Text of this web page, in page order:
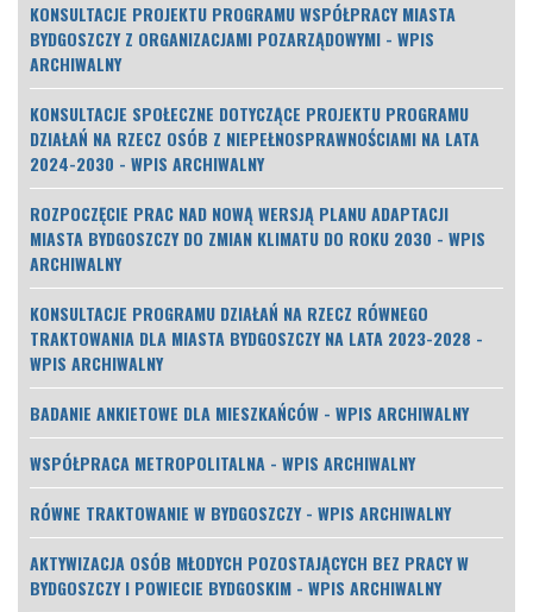
KONSULTACJE PROJEKTU PROGRAMU WSPÓŁPRACY MIASTA
BYDGOSZCZY Z ORGANIZACJAMI POZARZĄDOWYMI - WPIS
ARCHIWALNY
KONSULTACJE SPOŁECZNE DOTYCZĄCE PROJEKTU PROGRAMU
DZIAŁAŃ NA RZECZ OSÓB Z NIEPEŁNOSPRAWNOŚCIAMI NA LATA
2024-2030 - WPIS ARCHIWALNY
ROZPOCZĘCIE PRAC NAD NOWĄ WERSJĄ PLANU ADAPTACJI
MIASTA BYDGOSZCZY DO ZMIAN KLIMATU DO ROKU 2030 - WPIS
ARCHIWALNY
KONSULTACJE PROGRAMU DZIAŁAŃ NA RZECZ RÓWNEGO
TRAKTOWANIA DLA MIASTA BYDGOSZCZY NA LATA 2023-2028 -
WPIS ARCHIWALNY
BADANIE ANKIETOWE DLA MIESZKAŃCÓW - WPIS ARCHIWALNY
WSPÓŁPRACA METROPOLITALNA - WPIS ARCHIWALNY
RÓWNE TRAKTOWANIE W BYDGOSZCZY - WPIS ARCHIWALNY
AKTYWIZACJA OSÓB MŁODYCH POZOSTAJĄCYCH BEZ PRACY W
BYDGOSZCZY I POWIECIE BYDGOSKIM - WPIS ARCHIWALNY